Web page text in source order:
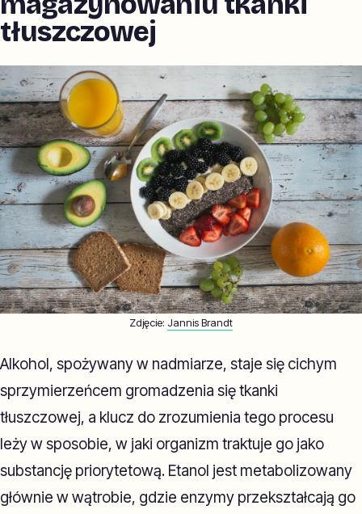
tłuszczowej
Zdjęcie: Jannis Brandt
Alkohol, spożywany w nadmiarze, staje się cichym
sprzymierzeńcem gromadzenia się tkanki
tłuszczowej, a klucz do zrozumienia tego procesu
leży w sposobie, w jaki organizm traktuje go jako
substancję priorytetową. Etanol jest metabolizowany
głównie w wątrobie, gdzie enzymy przekształcają go